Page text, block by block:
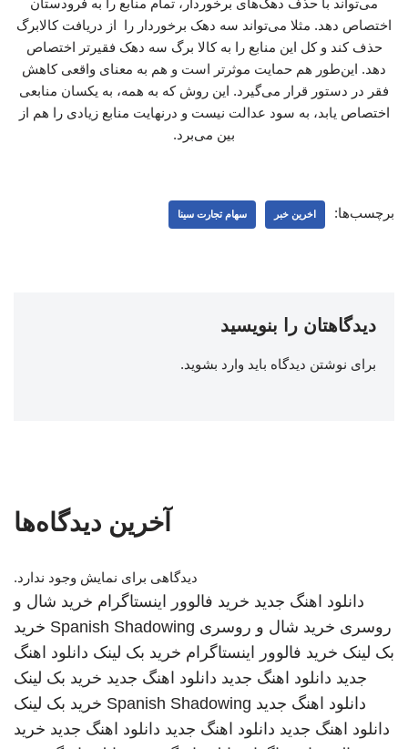
می‌تواند با حذف دهک‌های برخوردار، تمام منابع را به فرودستان
اختصاص دهد. مثلا می‌تواند سه دهک برخوردار را از دریافت کالابرگ
حذف کند و کل این منابع را به کالا برگ سه دهک فقیرتر اختصاص
دهد. این‌طور هم حمایت موثرتر است و هم به معنای واقعی کاهش
فقر در دستور قرار می‌گیرد. این روش که به همه، به یکسان منابعی
اختصاص یابد، به سود عدالت نیست و درنهایت منابع زیادی را هم از
بین می‌برد.
برچسب‌ها: اخرین خبر سهام تجارت سینا
دیدگاهتان را بنویسید
برای نوشتن دیدگاه باید وارد بشوید.
آخرین دیدگاه‌ها
دیدگاهی برای نمایش وجود ندارد.
دانلود اهنگ جدید خرید فالوور اینستاگرام خرید شال و
روسری خرید شال و روسری Spanish Shadowing خرید
بک لینک خرید فالوور اینستاگرام خرید بک لینک دانلود اهنگ
جدید دانلود اهنگ جدید دانلود اهنگ جدید خرید بک لینک
دانلود اهنگ جدید Spanish Shadowing خرید بک لینک
دانلود اهنگ جدید دانلود اهنگ جدید دانلود اهنگ جدید خرید